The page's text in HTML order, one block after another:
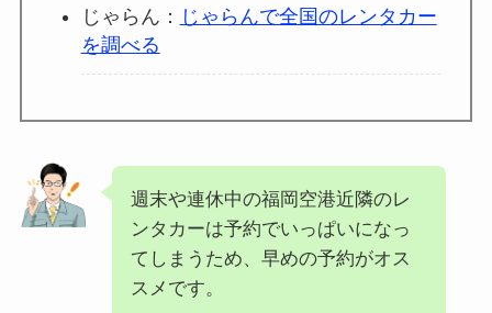
じゃらん： じゃらんで全国のレンタカー
を調べる
週末や連休中の福岡空港近隣のレ
ンタカーは予約でいっぱいになっ
てしまうため、早めの予約がオス
スメです。